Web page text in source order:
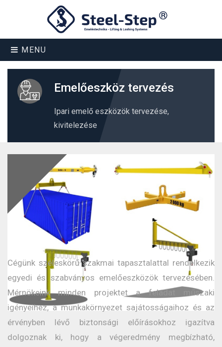
MENU
Emelőeszköz tervezés
Ipari emelő eszközök tervezése,
kivitelezése
Cégünk széleskörű szakmai tapasztalattal rendelkezik
egyedi és szabványos emelőeszközök tervezésében.
Mérnökeink minden projektet a feladat műszaki
igényeihez, a munkakörnyezet sajátosságaihoz és az
érvényben lévő biztonsági előírásokhoz igazítva
dolgoznak ki, hogy a végeredmény megbízható,